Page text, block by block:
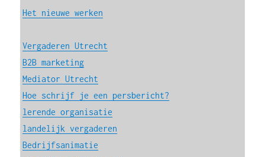
Het nieuwe werken
Vergaderen Utrecht
B2B marketing
Mediator Utrecht
Hoe schrijf je een persbericht?
lerende organisatie
landelijk vergaderen
Bedrijfsanimatie